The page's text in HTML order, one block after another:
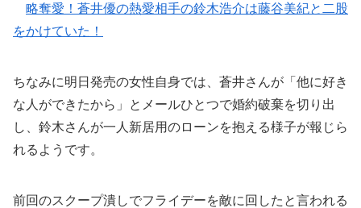
略奪愛！蒼井優の熱愛相手の鈴木浩介は藤谷美紀と二股
をかけていた！
ちなみに明日発売の女性自身では、蒼井さんが「他に好き
な人ができたから」とメールひとつで婚約破棄を切り出
し、鈴木さんが一人新居用のローンを抱える様子が報じら
れるようです。
前回のスクープ潰しでフライデーを敵に回したと言われる